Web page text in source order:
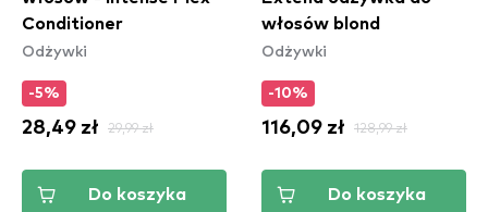
Conditioner
Odżywki
-5%
28,49 zł 29,99 zł
Do koszyka
włosów blond
Odżywki
-10%
116,09 zł 128,99 zł
Do koszyka